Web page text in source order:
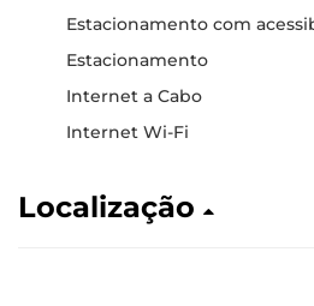
Estacionamento com
Estacionamento
Internet a Cabo
Internet Wi-Fi
Localização